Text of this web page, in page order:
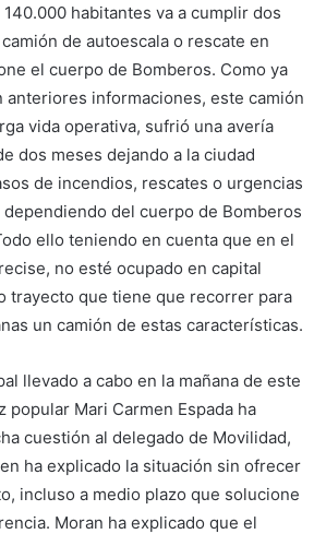
habitantes va a cumplir dos
de autoescala o rescate en
el cuerpo de Bomberos. Como ya
anteriores informaciones, este camión
vida operativa, sufrió una avería
dos meses dejando a la ciudad
de incendios, rescates o urgencias
del cuerpo de Bomberos
ello teniendo en cuenta que en el
no esté ocupado en capital
trayecto que tiene que recorrer para
un camión de estas características.
llevado a cabo en la mañana de este
popular Mari Carmen Espada ha
cuestión al delegado de Movilidad,
ha explicado la situación sin ofrecer
incluso a medio plazo que solucione
Moran ha explicado que el